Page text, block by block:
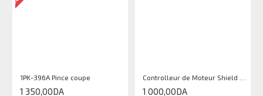
1PK-396A Pince coupe
1 350,00DA 1 000,00DA